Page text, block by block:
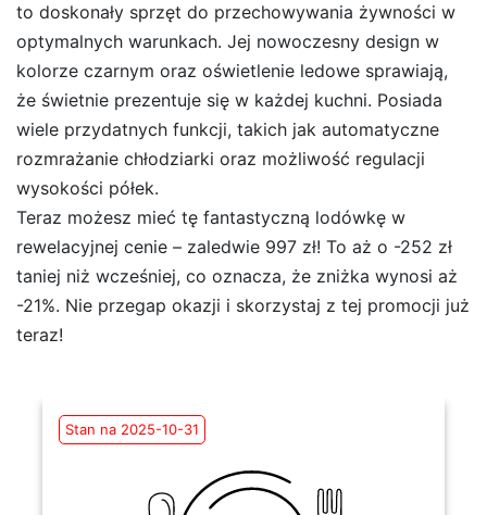
to doskonały sprzęt do przechowywania żywności w
optymalnych warunkach. Jej nowoczesny design w
kolorze czarnym oraz oświetlenie ledowe sprawiają,
że świetnie prezentuje się w każdej kuchni. Posiada
wiele przydatnych funkcji, takich jak automatyczne
rozmrażanie chłodziarki oraz możliwość regulacji
wysokości półek.
Teraz możesz mieć tę fantastyczną lodówkę w
rewelacyjnej cenie – zaledwie 997 zł! To aż o -252 zł
taniej niż wcześniej, co oznacza, że zniżka wynosi aż
-21%. Nie przegap okazji i skorzystaj z tej promocji już
teraz!
Stan na 2025-10-31